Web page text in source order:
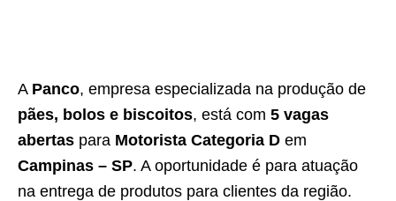
A Panco, empresa especializada na produção de
pães, bolos e biscoitos, está com 5 vagas
abertas para Motorista Categoria D em
Campinas – SP. A oportunidade é para atuação
na entrega de produtos para clientes da região.